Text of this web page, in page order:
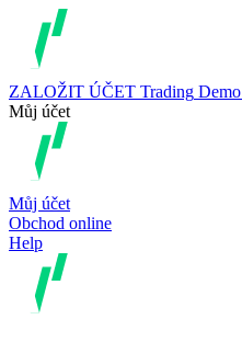
ZALOŽIT ÚČET Trading Demo
Můj účet
Můj účet
Obchod online
Help